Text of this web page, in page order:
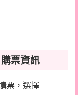
票資訊
票，選擇